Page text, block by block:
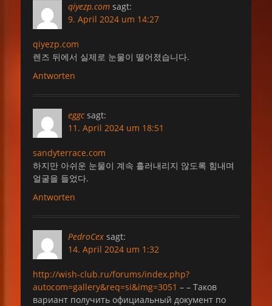
qiyezp.com sagt:
9. April 2024 um 14:27
qiyezp.com
렌즈 뒤에서 실제로 눈물이 떨어졌습니다.
Antworten
eggc sagt:
11. April 2024 um 18:51
sandyterrace.com
하지만 아쉬운 눈물이 계속 흘러내리지 않도록 힘내며
얼굴을 들었다.
Antworten
PedroCex sagt:
14. April 2024 um 1:32
http://wish-club.ru/forums/index.php?
autocom=gallery&req=si&img=3051 – – Таков
вариант получить официальный документ по